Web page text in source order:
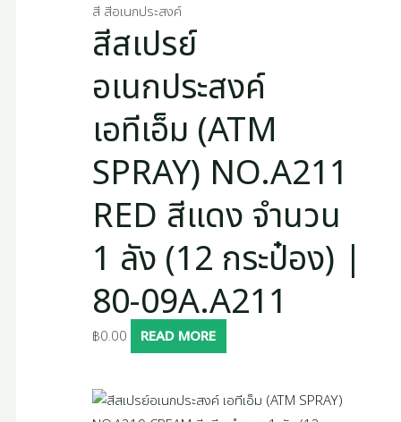
สี สีอเนกประสงค์
สีสเปรย์
อเนกประสงค์
เอทีเอ็ม (ATM
SPRAY) NO.A211
RED สีแดง จำนวน
1 ลัง (12 กระป๋อง) |
80-09A.A211
฿0.00 READ MORE